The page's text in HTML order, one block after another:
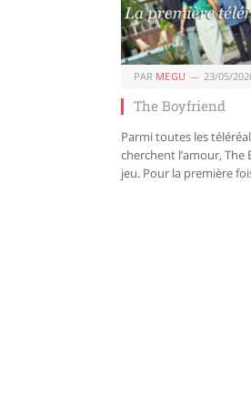
PAR MEGU 23/05/
The Boyfriend
Parmi toutes les
cherchent l’amour,
jeu. Pour la première